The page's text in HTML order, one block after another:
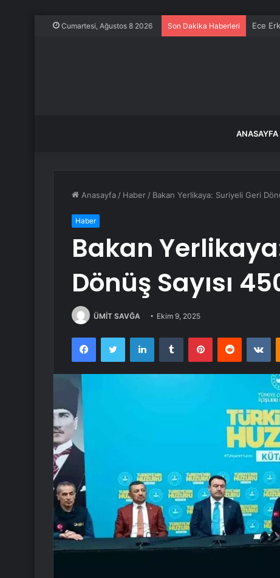
Cumartesi, Ağustos 8 2026 Son Dakika Haberleri Ece
ANASAYFA
Anasayfa / Haber / Bakan Yerlikaya: Suriyeli Geri
Haber
Bakan
Dönüş Sayısı
ÜMİT SAVĞA Ekim 9, 2025
FacebookTwitter LinkedInTumblr PinterestReddit